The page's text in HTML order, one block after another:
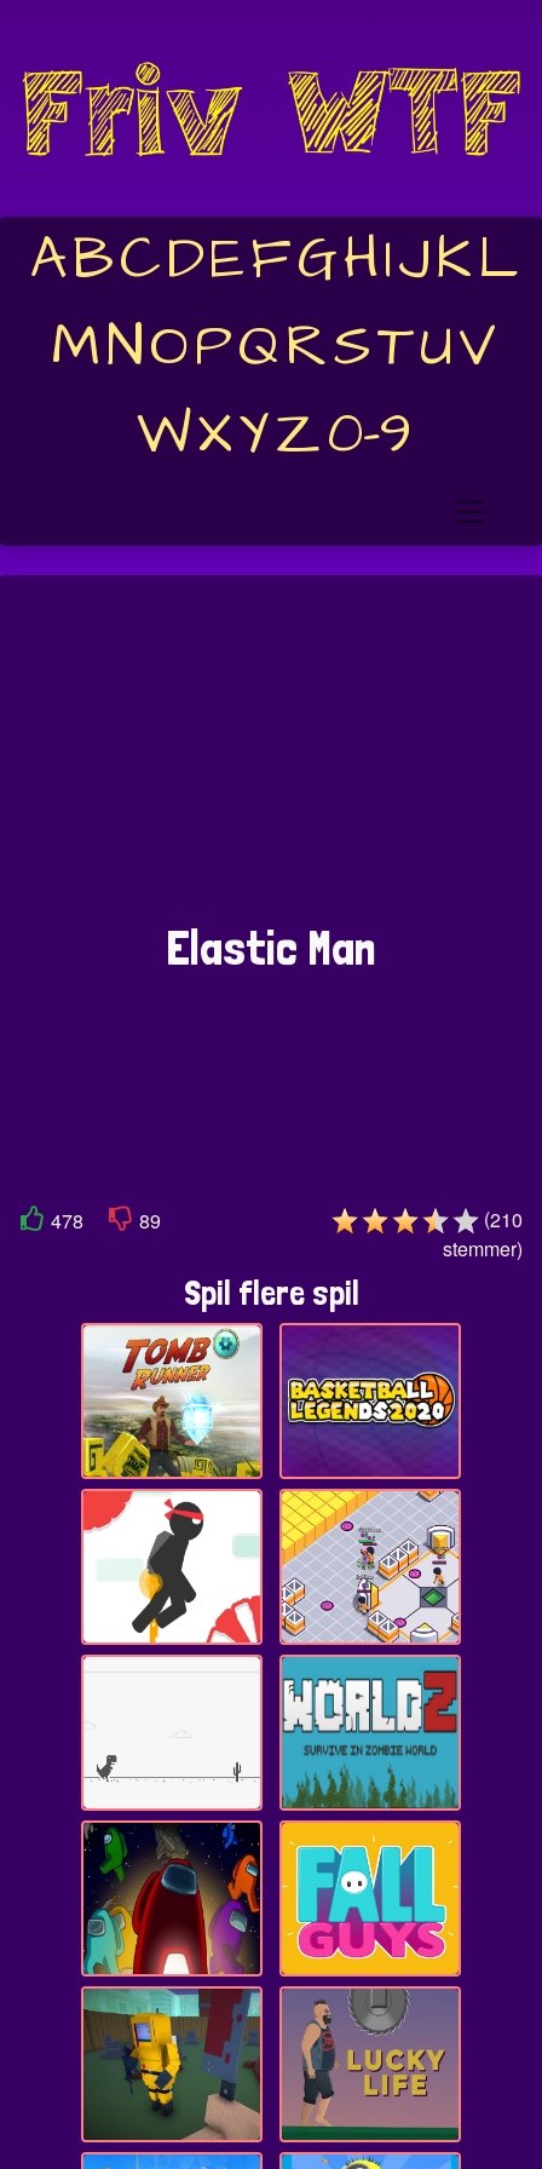
ABCDEFGHIJKL
MNOPQRSTUV
WXYZ0-9
Elastic Man
478 89 (210
stemmer)
Spil flere spil